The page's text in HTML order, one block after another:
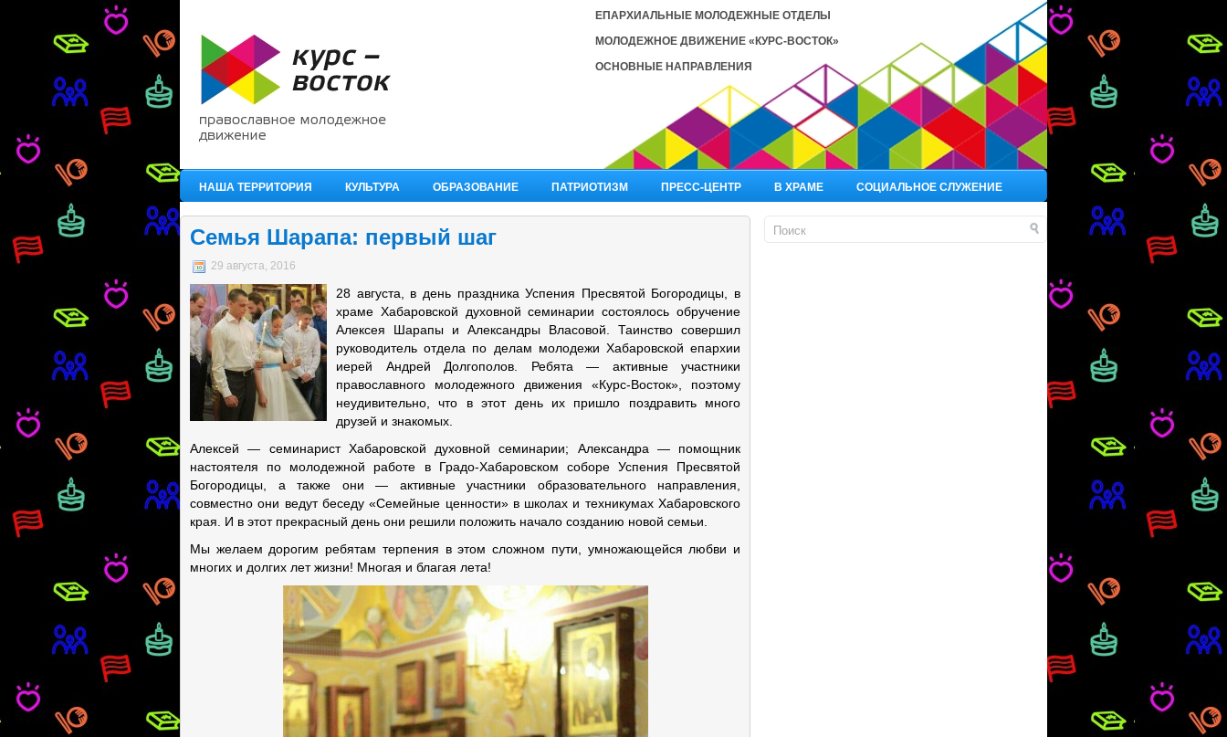
ЕПАРХИАЛЬНЫЕ МОЛОДЕЖНЫЕ ОТДЕЛЫ
МОЛОДЕЖНОЕ ДВИЖЕНИЕ «КУРС-ВОСТОК»
ОСНОВНЫЕ НАПРАВЛЕНИЯ
НАША ТЕРРИТОРИЯ КУЛЬТУРА ОБРАЗОВАНИЕ ПАТРИОТИЗМ ПРЕСС-ЦЕНТР В ХРАМЕ СОЦИАЛЬНОЕ СЛУЖЕНИЕ
Семья Шарапа: первый шаг
29 августа, 2016
28 августа, в день праздника Успения Пресвятой Богородицы, в
храме Хабаровской духовной семинарии состоялось обручение
Алексея Шарапы и Александры Власовой. Таинство совершил
руководитель отдела по делам молодежи Хабаровской епархии
иерей Андрей Долгополов. Ребята — активные участники
православного молодежного движения «Курс-Восток», поэтому
неудивительно, что в этот день их пришло поздравить много
друзей и знакомых.
Алексей — семинарист Хабаровской духовной семинарии; Александра — помощник
настоятеля по молодежной работе в Градо-Хабаровском соборе Успения Пресвятой
Богородицы, а также они — активные участники образовательного направления,
совместно они ведут беседу «Семейные ценности» в школах и техникумах Хабаровского
края. И в этот прекрасный день они решили положить начало созданию новой семьи.
Мы желаем дорогим ребятам терпения в этом сложном пути, умножающейся любви и
многих и долгих лет жизни! Многая и благая лета!